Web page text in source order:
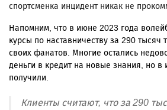
спортсменка инцидент никак не
Напомним, что в июне 2023 года
курсы по наставничеству за 290 тысяч
своих фанатов. Многие остались
деньги в кредит на новые знания, но в
получили.
Клиенты считают, что за 290